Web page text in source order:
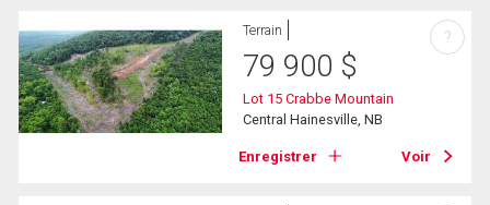
Terrain
79 900 $
Lot 15 Crabbe Mountain
Central Hainesville, NB
Enregistrer Voir
?